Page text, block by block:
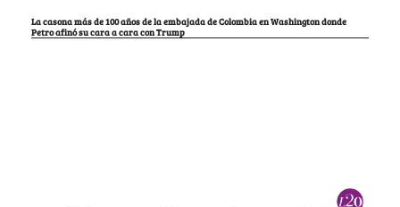
La casona más de 100 años de la embajada de Colombia en Washington donde
Petro afinó su cara a cara con Trump